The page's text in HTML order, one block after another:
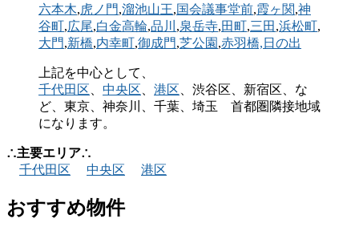
六本木,虎ノ門,溜池山王,国会議事堂前,霞ヶ関,神
谷町,広尾,白金高輪,品川 ,泉岳寺,田町,三田 ,浜松町,
大門,新橋,内幸町,御成門,芝公園 ,赤羽橋, 日の出
上記を中心として、
千代田区
中央区 港区 、渋谷区、新宿区、な
ど、東京、神奈川、千葉、埼玉 首都圏隣接地域
になります。
∴主要エリア∴
千代田区
中央区 港区
おすすめ物件